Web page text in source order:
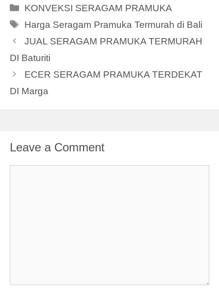
Categories
KONVEKSI SERAGAM PRAMUKA
Tags
Harga Seragam Pramuka Termurah di Bali
JUAL SERAGAM PRAMUKA TERMURAH
DI Baturiti
ECER SERAGAM PRAMUKA TERDEKAT
DI Marga
Leave a Comment